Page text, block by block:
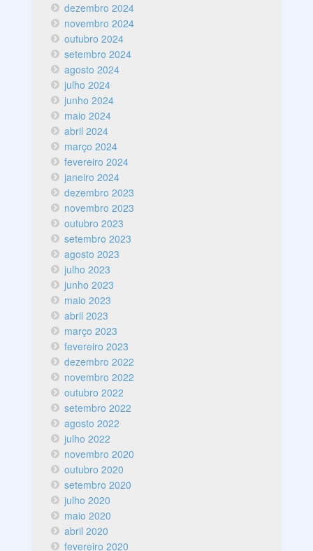
dezembro 2024
novembro 2024
outubro 2024
setembro 2024
agosto 2024
julho 2024
junho 2024
maio 2024
abril 2024
março 2024
fevereiro 2024
janeiro 2024
dezembro 2023
novembro 2023
outubro 2023
setembro 2023
agosto 2023
julho 2023
junho 2023
maio 2023
abril 2023
março 2023
fevereiro 2023
dezembro 2022
novembro 2022
outubro 2022
setembro 2022
agosto 2022
julho 2022
novembro 2020
outubro 2020
setembro 2020
julho 2020
maio 2020
abril 2020
fevereiro 2020